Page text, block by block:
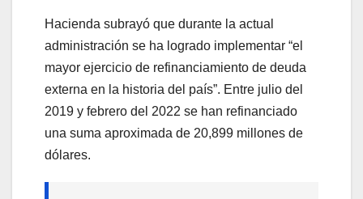
Hacienda subrayó que durante la actual
administración se ha logrado implementar “el
mayor ejercicio de refinanciamiento de deuda
externa en la historia del país”. Entre julio del
2019 y febrero del 2022 se han refinanciado
una suma aproximada de 20,899 millones de
dólares.